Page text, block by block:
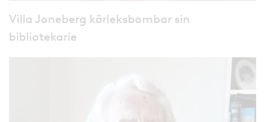
Villa Joneberg kärleksbombar sin
bibliotekarie